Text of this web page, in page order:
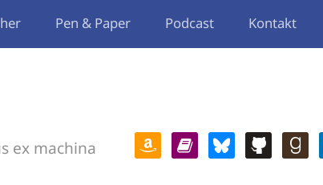
Pen & Paper Podcast Kontakt
ex machina